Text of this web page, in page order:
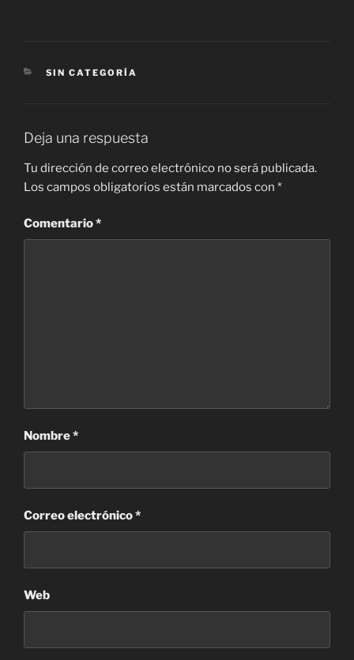
CATEGORÍAS
SIN CATEGORÍA
Deja una respuesta
Tu dirección de correo electrónico no será publicada.
Los campos obligatorios están marcados con *
Comentario*
Nombre*
Correo electrónico*
Web